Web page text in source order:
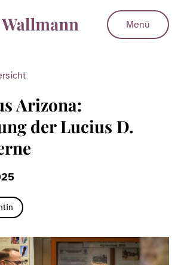
Menü
Arizona:
der Lucius D.